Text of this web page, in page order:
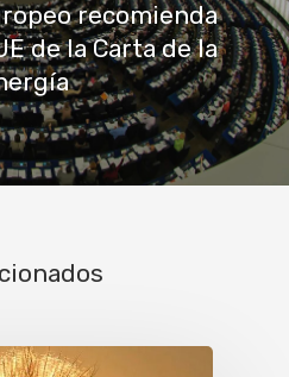
recomienda
de la Carta de la